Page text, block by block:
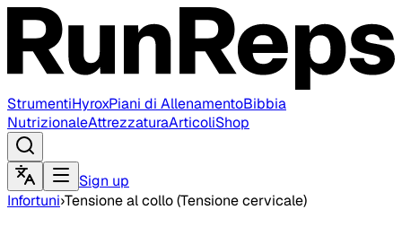
StrumentiHyroxPiani di AllenamentoBibbia
NutrizionaleAttrezzaturaArticoliShop
Sign up
Infortuni›Tensione al collo (Tensione cervicale)